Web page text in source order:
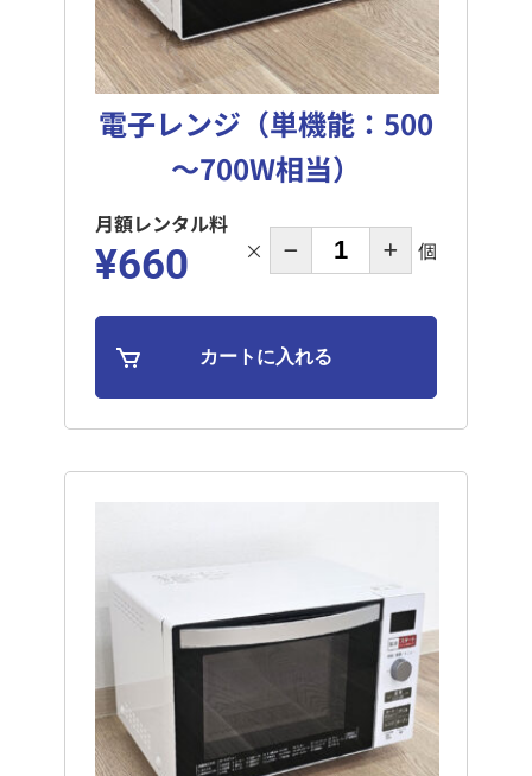
電子レンジ（単機能：500
～700W相当）
月額レンタル料
¥660 × 個